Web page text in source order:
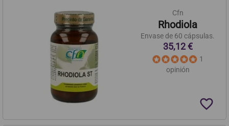
Cfn
Rhodiola
Envase de 60 cápsulas.
35,12 €
1
opinión
favorite_border